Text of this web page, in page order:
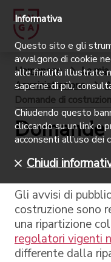
Homepage
La
Amministrazione
Domande di
Gli avvisi di
costruzione sono
una ripartizione
regolatori vigenti
differente dalla
Informativa
Questo sito e gli
avvalgono di cookie
alle finalità illustrate
saperne di più,
Chiudendo questo
cliccando su un link o
acconsenti all’uso dei
Chiudi